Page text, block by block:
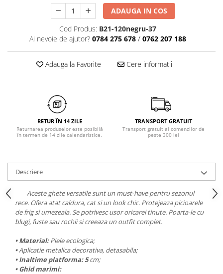
Chiloți clasici
Seturi și Compleuri
ADAUGA IN COS
Cod Produs: B21-120negru-37
Ai nevoie de ajutor? 0784 275 678 / 0762 207 188
Adauga la Favorite Cere informatii
RETUR ÎN 14 ZILE
Returnarea produselor este posibilă
în termen de 14 zile calendaristice.
TRANSPORT GRATUIT
Transport gratuit al comenzilor de
peste 300 lei
Descriere
Aceste ghete versatile sunt un must-have pentru sezonul
rece. Ofera atat caldura, cat si un look chic. Protejeaza picioarele
de frig si umezeala. Se potrivesc usor oricarei tinute. Poarta-le cu
blugi, fuste sau rochii si creeaza un outfit complet.
• Material:Piele ecologica;
•Aplicatie metalica decorativa, detasabila;
• Inaltime platforma: 5cm;
• Ghid marimi: